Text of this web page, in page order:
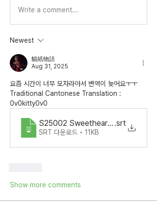
Write a comment...
Newest
貓紙物語
Aug 31, 2025
요즘 시간이 너무 모자라아서 변역이 늦어요ㅜㅜ
Traditional Cantonese Translation :
0v0kitty0v0
S25002 SweetheartService
.srt
SRT 다운로드 • 11KB
Show more comments